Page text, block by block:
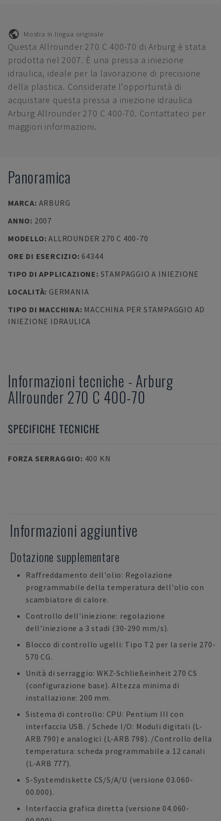
Mostra in lingua originale
Questa Allrounder 270 C 400-70 di Arburg è stata
prodotta nel 2007. È una pressa a iniezione
idraulica, ideale per la lavorazione di precisione
della plastica. Considerate l'opportunità di
acquistare questa pressa a iniezione idraulica
Arburg Allrounder 270 C 400-70. Contattateci per
maggiori informazioni.
Panoramica
MARCA: ARBURG
ANNO: 2007
MODELLO:ALLROUNDER 270 C 400-70
ORE DI ESERCIZIO: 64344
TIPO DI APPLICAZIONE: STAMPAGGIO A INIEZIONE
LOCALITÀ: GERMANIA
TIPO DI MACCHINA: MACCHINA PER STAMPAGGIO AD
INIEZIONE IDRAULICA
Informazioni tecniche - Arburg
Allrounder 270 C 400-70
SPECIFICHE TECNICHE
FORZA SERRAGGIO: 400 KN
Informazioni aggiuntive
Dotazione supplementare
Raffreddamento dell'olio: Regolazione
programmabile della temperatura dell'olio con
scambiatore di calore.
Controllo dell'iniezione: regolazione
dell'iniezione a 3 stadi (30-290 mm/s).
Blocco di controllo ugelli: Tipo T2 per la serie 270-
570 CG.
Unità di serraggio: WKZ-Schließeinheit 270 CS
(configurazione base). Altezza minima di
installazione: 200 mm.
Sistema di controllo: CPU: Pentium III con
interfaccia USB. / Schede I/O: Moduli digitali (L-
ARB 790) e analogici (L-ARB 798). /Controllo della
temperatura: scheda programmabile a 12 canali
(L-ARB 777).
S-Systemdiskette CS/S/A/U (versione 03.060-
00.000).
Interfaccia grafica diretta (versione 04.060-